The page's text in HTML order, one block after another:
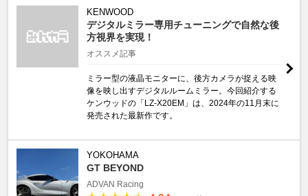
KENWOOD
デジタルミラー専用チューニングで自然な後
方視界を実現！
オススメ記事
ミラー型の液晶モニターに、後方カメラが捉える映
像を映し出すデジタルルームミラー。今回紹介する
ケンウッドの「LZ-X20EM」は、2024年の11月末に
発売された最新作です。
YOKOHAMA
GT BEYOND
ADVAN Racing